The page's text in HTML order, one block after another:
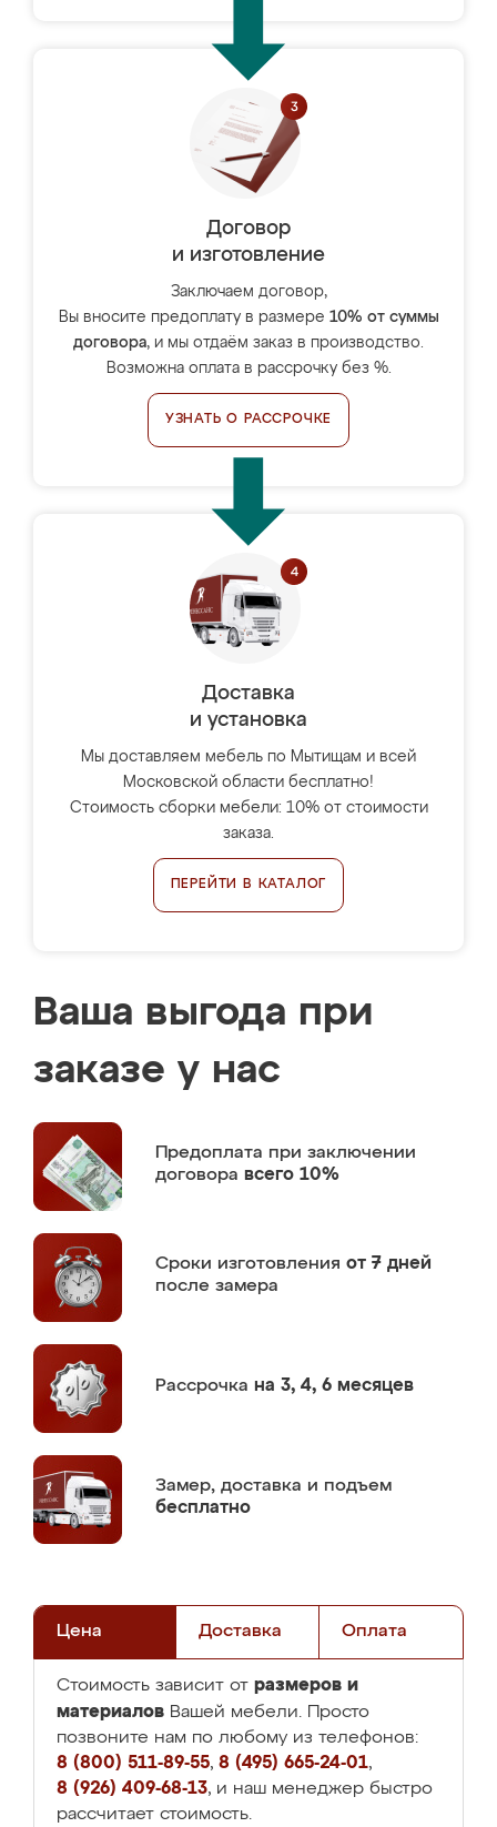
Договор
и изготовление
Заключаем договор,
Вы вносите предоплату в размере 10% от суммы
договора, и мы отдаём заказ в производство.
Возможна оплата в рассрочку без %.
УЗНАТЬ О РАССРОЧКЕ
Доставка
и установка
Мы доставляем мебель по Мытищам и всей
Московской области бесплатно!
Стоимость сборки мебели: 10% от стоимости
заказа.
ПЕРЕЙТИ В КАТАЛОГ
Ваша выгода при
заказе у нас
Предоплата при заключении
договора всего 10%
Сроки изготовления от 7 дней
после замера
Рассрочка на 3, 4, 6 месяцев
Замер, доставка и подъем
бесплатно
Цена Доставка Оплата
Стоимость зависит от размеров и
материалов Вашей мебели. Просто
позвоните нам по любому из телефонов:
8 (800) 511-89-55, 8 (495) 665-24-01,
8 (926) 409-68-13, и наш менеджер быстро
рассчитает стоимость.